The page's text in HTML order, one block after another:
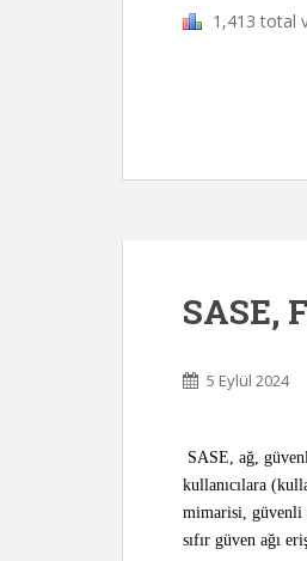
1,413 total
SASE,
5 Eylül 2024
SASE, ağ,
kullanıcılara
mimarisi, güvenli
sıfır güven ağı